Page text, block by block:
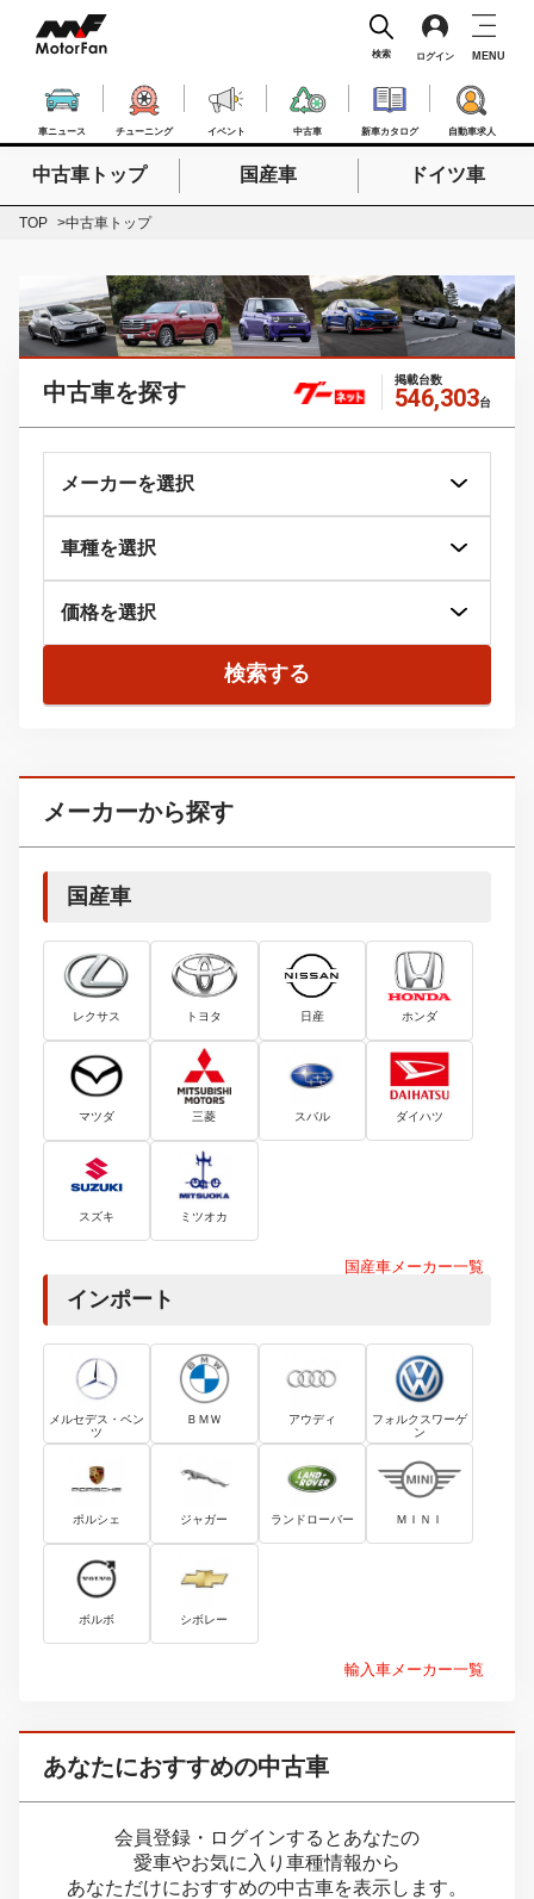
車ニュース チューニング イベント 中古車 新車カタログ 自動車求人
検索 ログイン MENU
検索したいキーワードを入力
中古車トップ 国産車 ドイツ車
TOP 中古車トップ
中古車を探す 掲載台数
546,303台
検索する
メーカーから探す
国産車
レクサス トヨタ 日産 ホンダ
マツダ 三菱 スバル ダイハツ
スズキ ミツオカ
国産車メーカー一覧
インポート
メルセデス・ベン
ツ
ＢＭＷ アウディ
フォルクスワーゲ
ン
ポルシェ ジャガー ランドローバー ＭＩＮＩ
ボルボ シボレー
輸入車メーカー一覧
あなたにおすすめの中古車
会員登録・ログインするとあなたの
愛車やお気に入り車種情報から
あなただけにおすすめの中古車を表示します。